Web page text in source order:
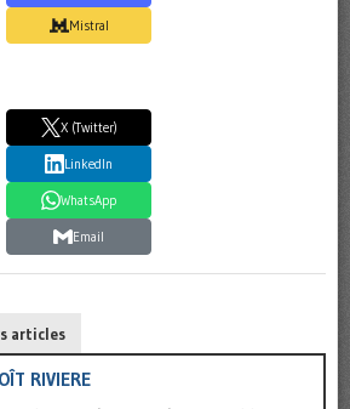
Mistral
X (Twitter)
LinkedIn
WhatsApp
Email
articles
RIVIERE